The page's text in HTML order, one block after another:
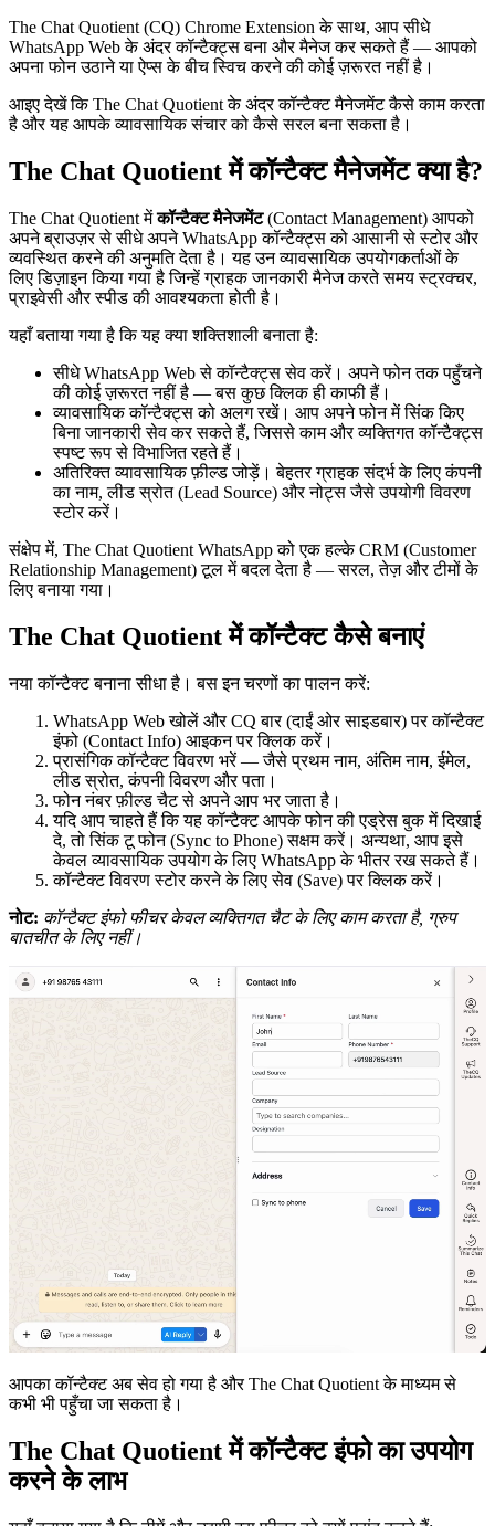
The Chat Quotient (CQ) Chrome Extension के साथ, आप सीधे
WhatsApp Web के अंदर कॉन्टैक्ट्स बना और मैनेज कर सकते हैं — आपको
अपना फोन उठाने या ऐप्स के बीच स्विच करने की कोई ज़रूरत नहीं है।
आइए देखें कि The Chat Quotient के अंदर कॉन्टैक्ट मैनेजमेंट कैसे काम करता
है और यह आपके व्यावसायिक संचार को कैसे सरल बना सकता है।
The Chat Quotient में कॉन्टैक्ट मैनेजमेंट क्या है?
The Chat Quotient मेंकॉन्टैक्ट मैनेजमेंट(Contact Management) आपको
अपने ब्राउज़र से सीधे अपने WhatsApp कॉन्टैक्ट्स को आसानी से स्टोर और
व्यवस्थित करने की अनुमति देता है। यह उन व्यावसायिक उपयोगकर्ताओं के
लिए डिज़ाइन किया गया है जिन्हें ग्राहक जानकारी मैनेज करते समय स्ट्रक्चर,
प्राइवेसी और स्पीड की आवश्यकता होती है।
यहाँ बताया गया है कि यह क्या शक्तिशाली बनाता है:
सीधे WhatsApp Web से कॉन्टैक्ट्स सेव करें। अपने फोन तक पहुँचने
की कोई ज़रूरत नहीं है — बस कुछ क्लिक ही काफी हैं।
व्यावसायिक कॉन्टैक्ट्स को अलग रखें। आप अपने फोन में सिंक किए
बिना जानकारी सेव कर सकते हैं, जिससे काम और व्यक्तिगत कॉन्टैक्ट्स
स्पष्ट रूप से विभाजित रहते हैं।
अतिरिक्त व्यावसायिक फ़ील्ड जोड़ें। बेहतर ग्राहक संदर्भ के लिए कंपनी
का नाम, लीड स्रोत (Lead Source) और नोट्स जैसे उपयोगी विवरण
स्टोर करें।
संक्षेप में, The Chat Quotient WhatsApp को एक हल्के CRM (Customer
Relationship Management) टूल में बदल देता है — सरल, तेज़ और टीमों के
लिए बनाया गया।
The Chat Quotient में कॉन्टैक्ट कैसे बनाएं
नया कॉन्टैक्ट बनाना सीधा है। बस इन चरणों का पालन करें:
WhatsApp Web खोलें और CQ बार (दाईं ओर साइडबार) पर कॉन्टैक्ट
इंफो (Contact Info) आइकन पर क्लिक करें।
प्रासंगिक कॉन्टैक्ट विवरण भरें — जैसे प्रथम नाम, अंतिम नाम, ईमेल,
लीड स्रोत, कंपनी विवरण और पता।
फोन नंबर फ़ील्ड चैट से अपने आप भर जाता है।
यदि आप चाहते हैं कि यह कॉन्टैक्ट आपके फोन की एड्रेस बुक में दिखाई
दे, तो सिंक टू फोन (Sync to Phone) सक्षम करें। अन्यथा, आप इसे
केवल व्यावसायिक उपयोग के लिए WhatsApp के भीतर रख सकते हैं।
कॉन्टैक्ट विवरण स्टोर करने के लिए सेव (Save) पर क्लिक करें।
नोट: कॉन्टैक्ट इंफो फीचर केवल व्यक्तिगत चैट के लिए काम करता है, ग्रुप
बातचीत के लिए नहीं।
आपका कॉन्टैक्ट अब सेव हो गया है और The Chat Quotient के माध्यम से
कभी भी पहुँचा जा सकता है।
The Chat Quotient में कॉन्टैक्ट इंफो का उपयोग
करने के लाभ